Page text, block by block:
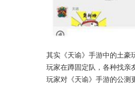
其实《天谕》手游中的土豪
玩家在蹲固定队，各种找亲
玩家对《天谕》手游的公测